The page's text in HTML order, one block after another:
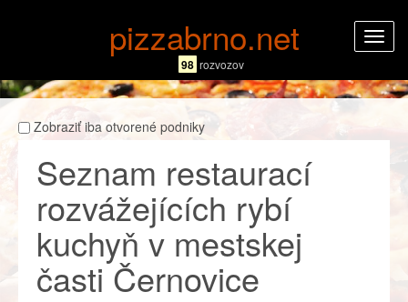
pizzabrno.net
98 rozvozov
Zobraziť iba otvorené podniky
Seznam restaurací
rozvážejících rybí
kuchyň v mestskej
časti Černovice